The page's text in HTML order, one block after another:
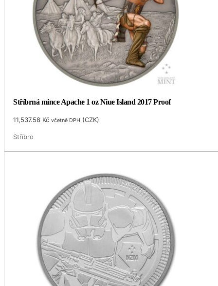
Stříbrná mince Apache 1 oz Niue Island 2017 Proof
11,537.58 Kč včetně DPH (CZK)
Stříbro